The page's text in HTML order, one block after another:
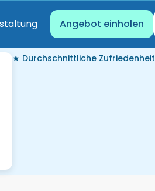
Angebot einholen
★ Durchschnittliche Zufriedenheit